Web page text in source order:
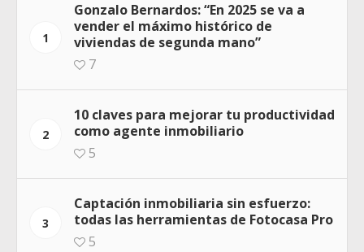
1
Gonzalo Bernardos: “En 2025 se va a
vender el máximo histórico de
viviendas de segunda mano”
7
2
10 claves para mejorar tu productividad
como agente inmobiliario
5
3
Captación inmobiliaria sin esfuerzo:
todas las herramientas de Fotocasa Pro
5